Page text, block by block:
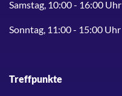
Samstag, 10:00 - 16:00 Uhr
Sonntag, 11:00 - 15:00 Uhr
Treffpunkte